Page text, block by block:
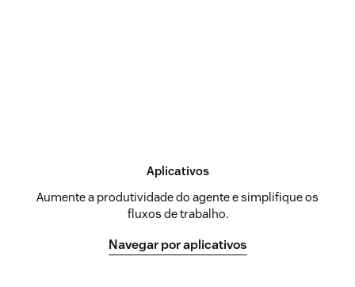
Aplicativos
Aumente a produtividade do agente e simplifique os
fluxos de trabalho.
Navegar por aplicativos